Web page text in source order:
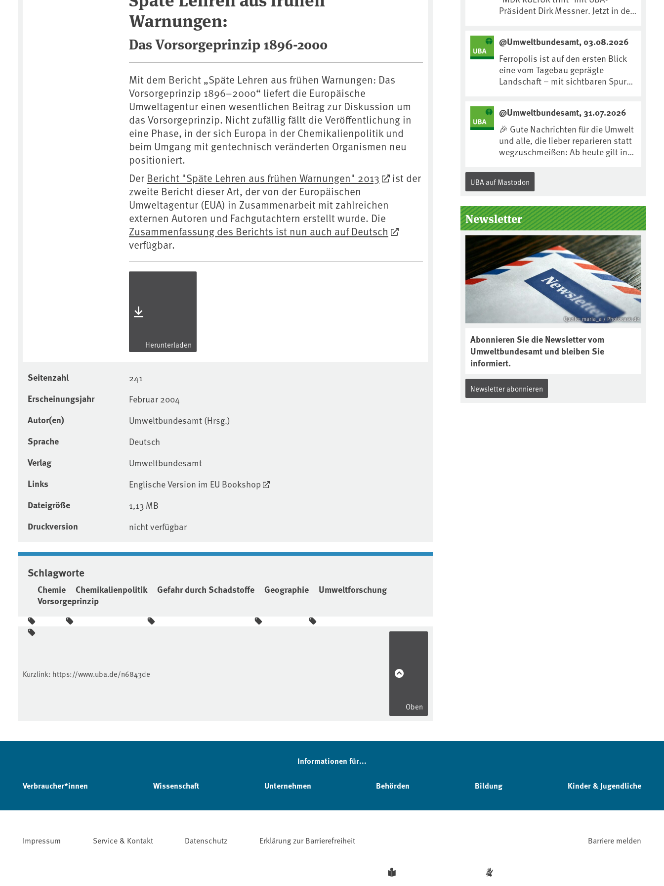
Warnungen:
Das Vorsorgeprinzip 1896-2000
Mit dem Bericht „Späte Lehren aus frühen Warnungen: Das
Vorsorgeprinzip 1896–2000“ liefert die Europäische
Umweltagentur einen wesentlichen Beitrag zur Diskussion um
das Vorsorgeprinzip. Nicht zufällig fällt die Veröffentlichung in
eine Phase, in der sich Europa in der Chemikalienpolitik und
beim Umgang mit gentechnisch veränderten Organismen neu
positioniert.
Der Bericht "Späte Lehren aus frühen Warnungen" 2013
ist der
zweite Bericht dieser Art, der von der Europäischen
Umweltagentur (EUA) in Zusammenarbeit mit zahlreichen
externen Autoren und Fachgutachtern erstellt wurde. Die
Zusammenfassung des Berichts ist nun auch auf Deutsch
verfügbar.
Herunterladen
Seitenzahl 241
Erscheinungsjahr Februar 2004
Autor(en) Umweltbundesamt (Hrsg.)
Sprache Deutsch
Verlag Umweltbundesamt
Links Englische Version im EU Bookshop
Dateigröße 1,13 MB
Druckversion nicht verfügbar
Schlagworte
Chemie Chemikalienpolitik Gefahr durch Schadstoffe Geographie
Umweltforschung
Vorsorgeprinzip
Präsident Dirk Messner. Jetzt in der
t/trifft/dirk-messner-audio-
100.html
@Umweltbundesamt, 03.08.2026
Ferropolis ist auf den ersten Blick
eine vom Tagebau geprägte
Landschaft – mit sichtbaren Spuren
Boden. Doch diese Landschaft
erzählt mehr als nur ihre
bergbauliche Vergangenheit. Hier
lässt sich beobachten, wie sich aus
Kippenflächen lebendige Böden
entwickeln, Pflanzen Fuß fassen &
neue Lebensräume entstehen....
@Umweltbundesamt, 31.07.2026
🎉 Gute Nachrichten für die Umwelt
und alle, die lieber reparieren statt
wegzuschmeißen: Ab heute gilt in
das „Recht auf
Reparatur“.Demnach müssen
für die folgenden Produkte – soweit
technisch möglich – nach Ablauf
der Gewährleistungsfrist
Reparaturen zu einem
angemessenen Preis anbieten:
UBA auf Mastodon
Newsletter
Quelle: maria_a / Photocase.de
Abonnieren Sie die Newsletter vom
Umweltbundesamt und bleiben Sie
informiert.
Newsletter abonnieren
Kurzlink: https://www.uba.de/n6843de
Oben
Informationen für...
Verbraucher*innen Wissenschaft Unternehmen Behörden Bildung Kinder & Jugendliche
Impressum Service & Kontakt Datenschutz Erklärung zur Barrierefreiheit Barriere melden